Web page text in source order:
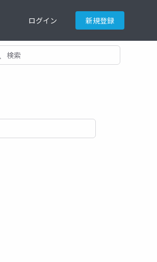
ログイン 新規登録